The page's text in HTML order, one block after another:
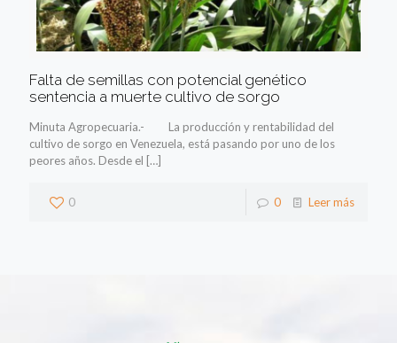
Falta de semillas con potencial genético
sentencia a muerte cultivo de sorgo
Minuta Agropecuaria.- La producción y rentabilidad del
cultivo de sorgo en Venezuela, está pasando por uno de los
peores años. Desde el […]
0 0 Leer más